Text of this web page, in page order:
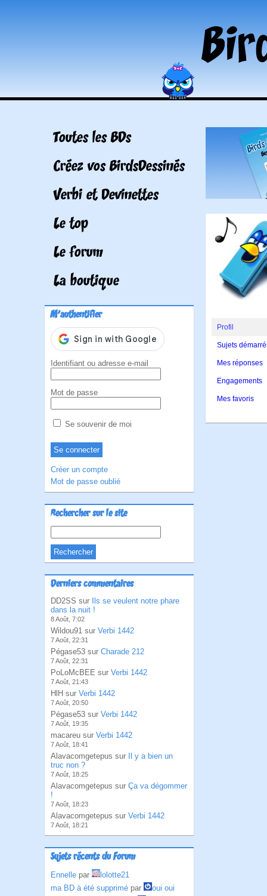
Toutes les BDs
Créez vos BirdsDessinés
Verbi et Devinettes
Le top
Le forum
La boutique
M'authentifier
Identifiant ou adresse e-mail
Mot de passe
Se souvenir de moi
Créer un compte
Mot de passe oublié
Rechercher sur le site
Derniers commentaires
DD2SS sur
Ils se veulent notre phare
dans la nuit !
8 Août, 7:02
Wildou91 sur Verbi 1442
7 Août, 22:31
Pégase53 sur Charade 212
7 Août, 22:31
PoLoMcBEE sur Verbi 1442
7 Août, 21:43
HlH sur Verbi 1442
7 Août, 20:50
Pégase53 sur Verbi 1442
7 Août, 19:35
macareu sur Verbi 1442
7 Août, 18:41
Alavacomgetepus sur
Il y a bien un
truc non ?
7 Août, 18:25
Alavacomgetepus sur Ça va dégommer
!
7 Août, 18:23
Alavacomgetepus sur Verbi 1442
7 Août, 18:21
Sujets récents du Forum
Ennelle par
lolotte21
ma BD à été supprimé par
oui oui
Profil
Sujets
Mes réponses
Engagements
Mes favoris